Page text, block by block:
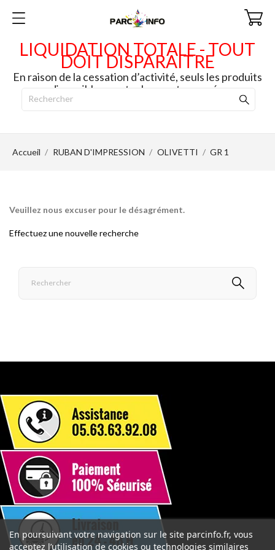
LIQUIDATION TOTALE - TOUT
DOIT DISPARAITRE
En raison de la cessation d’activité, seuls les produits
disponibles en stock seront envoyés.
Accueil RUBAN D'IMPRESSION OLIVETTI GR 1
Veuillez nous excuser pour le désagrément.
Effectuez une nouvelle recherche
En poursuivant votre navigation sur le site parcinfo.fr, vous
acceptez l’utilisation de cookies ou technologies similaires